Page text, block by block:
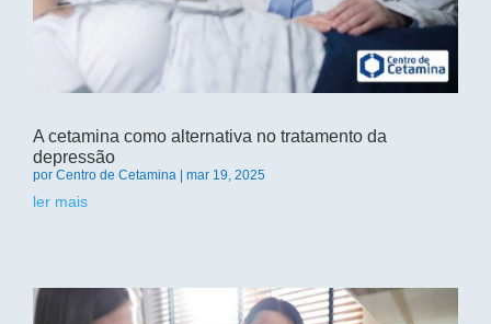
A cetamina como alternativa no tratamento da
depressão
por Centro de Cetamina mar 19, 2025
ler mais